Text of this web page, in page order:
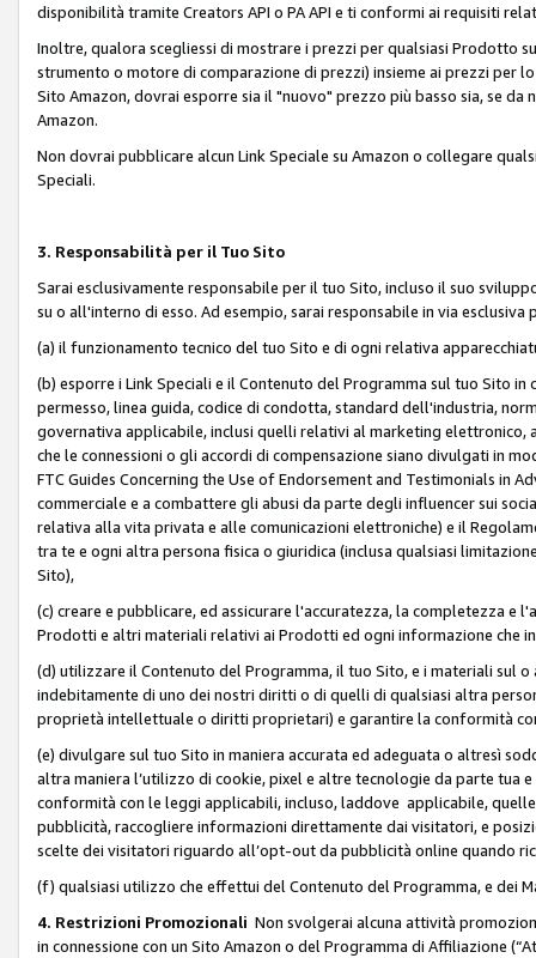
disponibilità tramite Creators API o PA API e ti conformi ai requisiti
Inoltre, qualora scegliessi di mostrare i prezzi per qualsiasi Prodotto
strumento o motore di comparazione di prezzi) insieme ai prezzi
Sito Amazon, dovrai esporre sia il "nuovo" prezzo più basso sia, se
Amazon.
Non dovrai pubblicare alcun Link Speciale su Amazon o collegare
Speciali.
3. Responsabilità per il Tuo Sito
Sarai esclusivamente responsabile per il tuo Sito, incluso il suo
su o all'interno di esso. Ad esempio, sarai responsabile in via esclusiva
(a) il funzionamento tecnico del tuo Sito e di ogni relativa
(b) esporre i Link Speciali e il Contenuto del Programma sul tuo Sito in
permesso, linea guida, codice di condotta, standard dell'industria,
governativa applicabile, inclusi quelli relativi al marketing
che le connessioni o gli accordi di compensazione siano divulgati in
FTC Guides Concerning the Use of Endorsement and Testimonials in
commerciale e a combattere gli abusi da parte degli influencer sui
relativa alla vita privata e alle comunicazioni elettroniche) e il
tra te e ogni altra persona fisica o giuridica (inclusa qualsiasi
Sito),
(c) creare e pubblicare, ed assicurare l'accuratezza, la completezza
Prodotti e altri materiali relativi ai Prodotti ed ogni informazione che
(d) utilizzare il Contenuto del Programma, il tuo Sito, e i materiali sul
indebitamente di uno dei nostri diritti o di quelli di qualsiasi altra
proprietà intellettuale o diritti proprietari) e garantire la conformità
(e) divulgare sul tuo Sito in maniera accurata ed adeguata o altresì
altra maniera l’utilizzo di cookie, pixel e altre tecnologie da parte tua
conformità con le leggi applicabili, incluso, laddove applicabile,
pubblicità, raccogliere informazioni direttamente dai visitatori, e
scelte dei visitatori riguardo all’opt-out da pubblicità online quando
(f) qualsiasi utilizzo che effettui del Contenuto del Programma, e dei
4. Restrizioni Promozionali Non svolgerai alcuna attività
in connessione con un Sito Amazon o del Programma di Affiliazione